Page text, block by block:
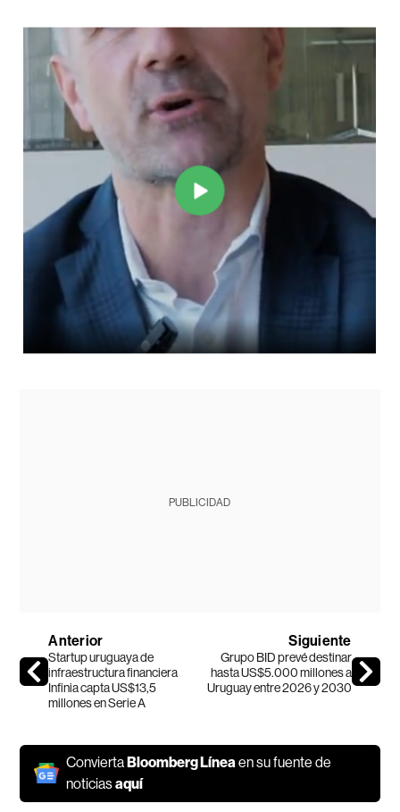
PUBLICIDAD
Anterior
Startup uruguaya de
infraestructura financiera
Infinia capta US$13,5
millones en Serie A
Siguiente
Grupo BID prevé destinar
hasta US$5.000 millones a
Uruguay entre 2026 y 2030
ConviertaBloomberg Línea en su fuente de
noticiasaquí